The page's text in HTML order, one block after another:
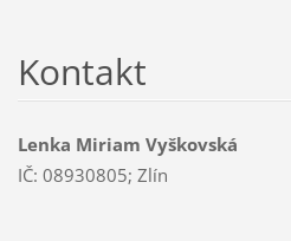
Kontakt
Lenka Miriam Vyškovská
IČ: 08930805; Zlín